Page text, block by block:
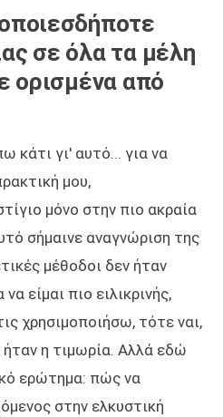
σε όλα τα μέλη
ορισμένα από
κάτι γι' αυτό... για να
μου,
μόνο στην πιο ακραία
σήμαινε αναγνώριση της
μέθοδοι δεν ήταν
είμαι πιο ειλικρινής,
χρησιμοποιήσω, τότε ναι,
η τιμωρία. Αλλά εδώ
ερώτημα: πώς να
στην ελκυστική